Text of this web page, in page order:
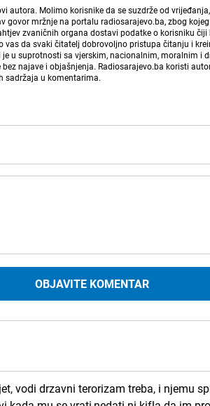
autora. Molimo korisnike da se suzdrže od
govor mržnje na portalu radiosarajevo.ba, zbog
zvaničnih organa dostavi podatke o korisniku
vas da svaki čitatelj dobrovoljno pristupa čitanju i
u suprotnosti sa vjerskim, nacionalnim, moralnim i
najave i objašnjenja. Radiosarajevo.ba koristi
sadržaja u komentarima.
OBJAVITE KOMENTAR
vodi drzavni terorizam treba, i njemu